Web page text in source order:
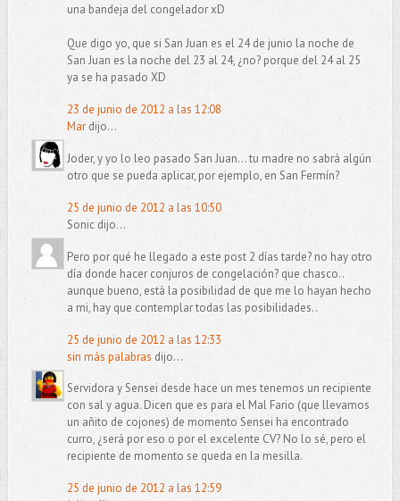
una bandeja del congelador xD
Que digo yo, que si San Juan es el 24 de junio la noche de
San Juan es la noche del 23 al 24, ¿no? porque del 24 al 25
ya se ha pasado XD
23 de junio de 2012 a las 12:08
Mardijo...
Joder, y yo lo leo pasado San Juan... tu madre no sabrá algún
otro que se pueda aplicar, por ejemplo, en San Fermín?
25 de junio de 2012 a las 10:50
Sonic dijo...
Pero por qué he llegado a este post 2 días tarde? no hay otro
día donde hacer conjuros de congelación? que chasco..
aunque bueno, está la posibilidad de que me lo hayan hecho
a mi, hay que contemplar todas las posibilidades..
25 de junio de 2012 a las 12:33
sin más palabras dijo...
Servidora y Sensei desde hace un mes tenemos un recipiente
con sal y agua. Dicen que es para el Mal Fario (que llevamos
un añito de cojones) de momento Sensei ha encontrado
curro, ¿será por eso o por el excelente CV? No lo sé, pero el
recipiente de momento se queda en la mesilla.
25 de junio de 2012 a las 12:59